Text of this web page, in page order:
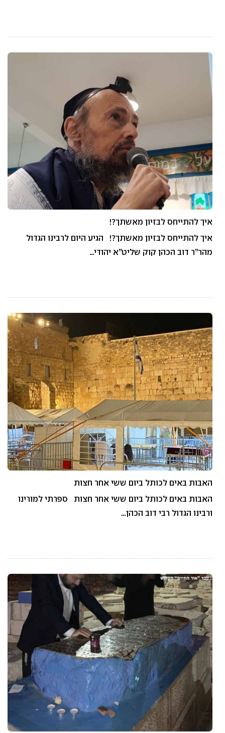
איך להתייחס לבזיון מאשתך?!
איך להתייחס לבזיון מאשתך?! הגיע היום לרבינו הגדול
מהר”ר דוב הכהן קוק שליט”א יהודי…
האבות באים לכותל ביום ששי אחר חצות
האבות באים לכותל ביום ששי אחר חצות ספרתי למורינו
ורבינו הגדול רבי דוב הכהן…